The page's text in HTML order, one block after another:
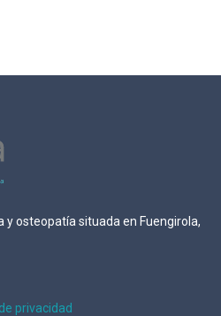
y osteopatía situada en Fuengirola,
privacidad